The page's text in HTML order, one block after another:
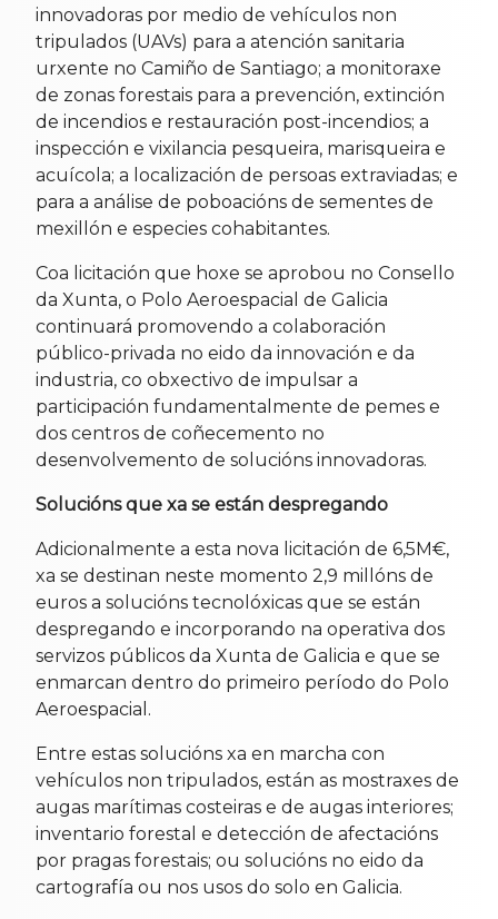
innovadoras por medio de vehículos non
tripulados (UAVs) para a atención sanitaria
urxente no Camiño de Santiago; a monitoraxe
de zonas forestais para a prevención, extinción
de incendios e restauración post-incendios; a
inspección e vixilancia pesqueira, marisqueira e
acuícola; a localización de persoas extraviadas; e
para a análise de poboacións de sementes de
mexillón e especies cohabitantes.
Coa licitación que hoxe se aprobou no Consello
da Xunta, o Polo Aeroespacial de Galicia
continuará promovendo a colaboración
público-privada no eido da innovación e da
industria, co obxectivo de impulsar a
participación fundamentalmente de pemes e
dos centros de coñecemento no
desenvolvemento de solucións innovadoras.
Solucións que xa se están despregando
Adicionalmente a esta nova licitación de 6,5M€,
xa se destinan neste momento 2,9 millóns de
euros a solucións tecnolóxicas que se están
despregando e incorporando na operativa dos
servizos públicos da Xunta de Galicia e que se
enmarcan dentro do primeiro período do Polo
Aeroespacial.
Entre estas solucións xa en marcha con
vehículos non tripulados, están as mostraxes de
augas marítimas costeiras e de augas interiores;
inventario forestal e detección de afectacións
por pragas forestais; ou solucións no eido da
cartografía ou nos usos do solo en Galicia.